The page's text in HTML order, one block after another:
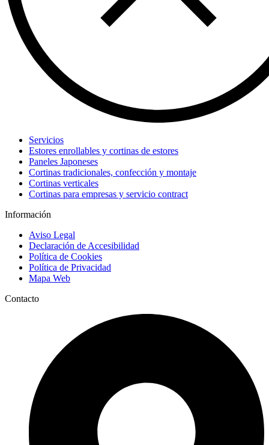
Servicios
Estores enrollables y cortinas de estores
Paneles Japoneses
Cortinas tradicionales, confección y montaje
Cortinas verticales
Cortinas para empresas y servicio contract
Información
Aviso Legal
Declaración de Accesibilidad
Política de Cookies
Política de Privacidad
Mapa Web
Contacto